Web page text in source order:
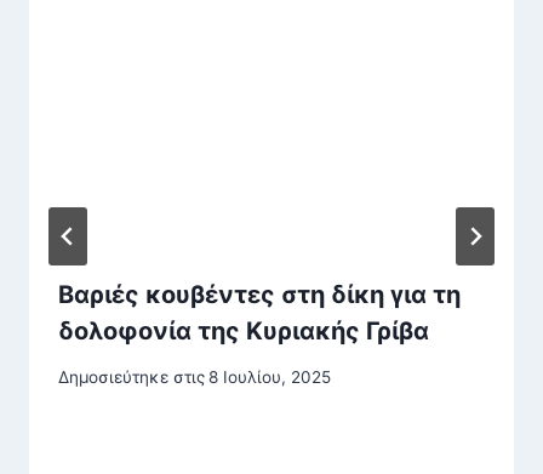
Βαριές κουβέντες στη δίκη για τη
δολοφονία της Κυριακής Γρίβα
Δημοσιεύτηκε στις8 Ιουλίου, 2025